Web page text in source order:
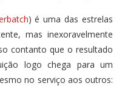
) é uma das estrelas
mas inexoravelmente
contanto que o resultado
logo chega para um
no serviço aos outros: